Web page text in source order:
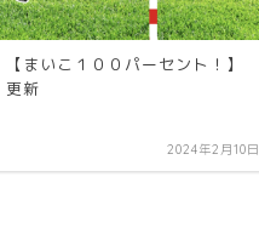
【まいこ１００パーセント！】
更新
2024年2月10日